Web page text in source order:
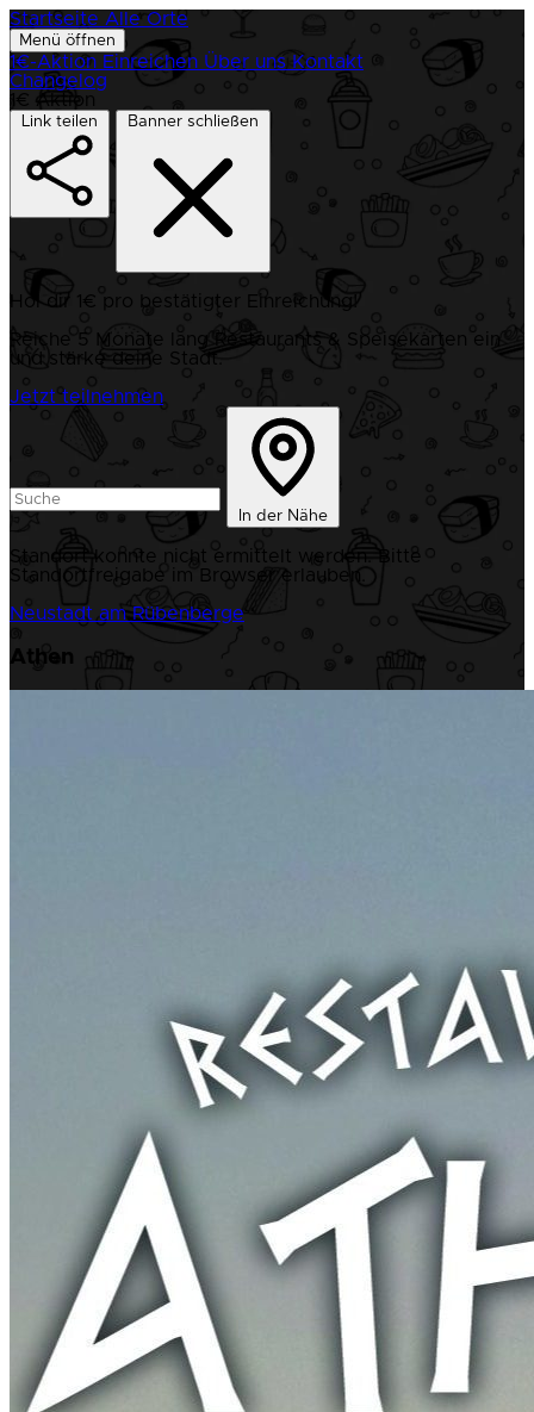
Startseite Alle Orte
Menü öffnen
1€-Aktion Einreichen Über uns Kontakt
Changelog
1€ Aktion
Link teilen Banner schließen
Hol dir 1€ pro bestätigter Einreichung!
Reiche 5 Monate lang Restaurants & Speisekarten ein
und stärke deine Stadt.
Jetzt teilnehmen
In der Nähe
Standort konnte nicht ermittelt werden. Bitte
Standortfreigabe im Browser erlauben.
Neustadt am Rübenberge
Athen